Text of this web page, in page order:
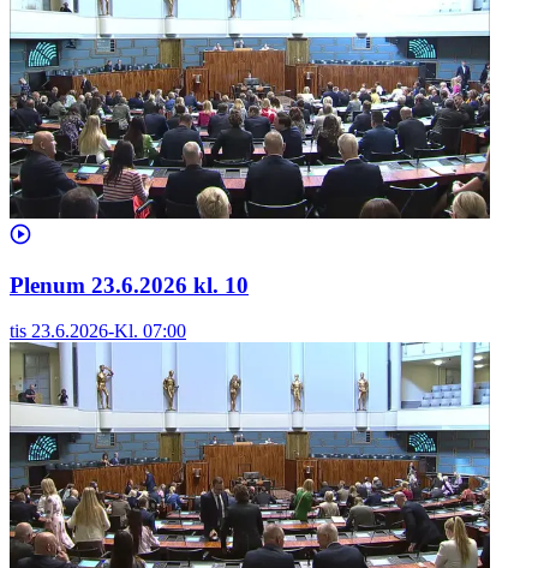
Plenum 23.6.2026 kl. 10
tis 23.6.2026-Kl. 07:00